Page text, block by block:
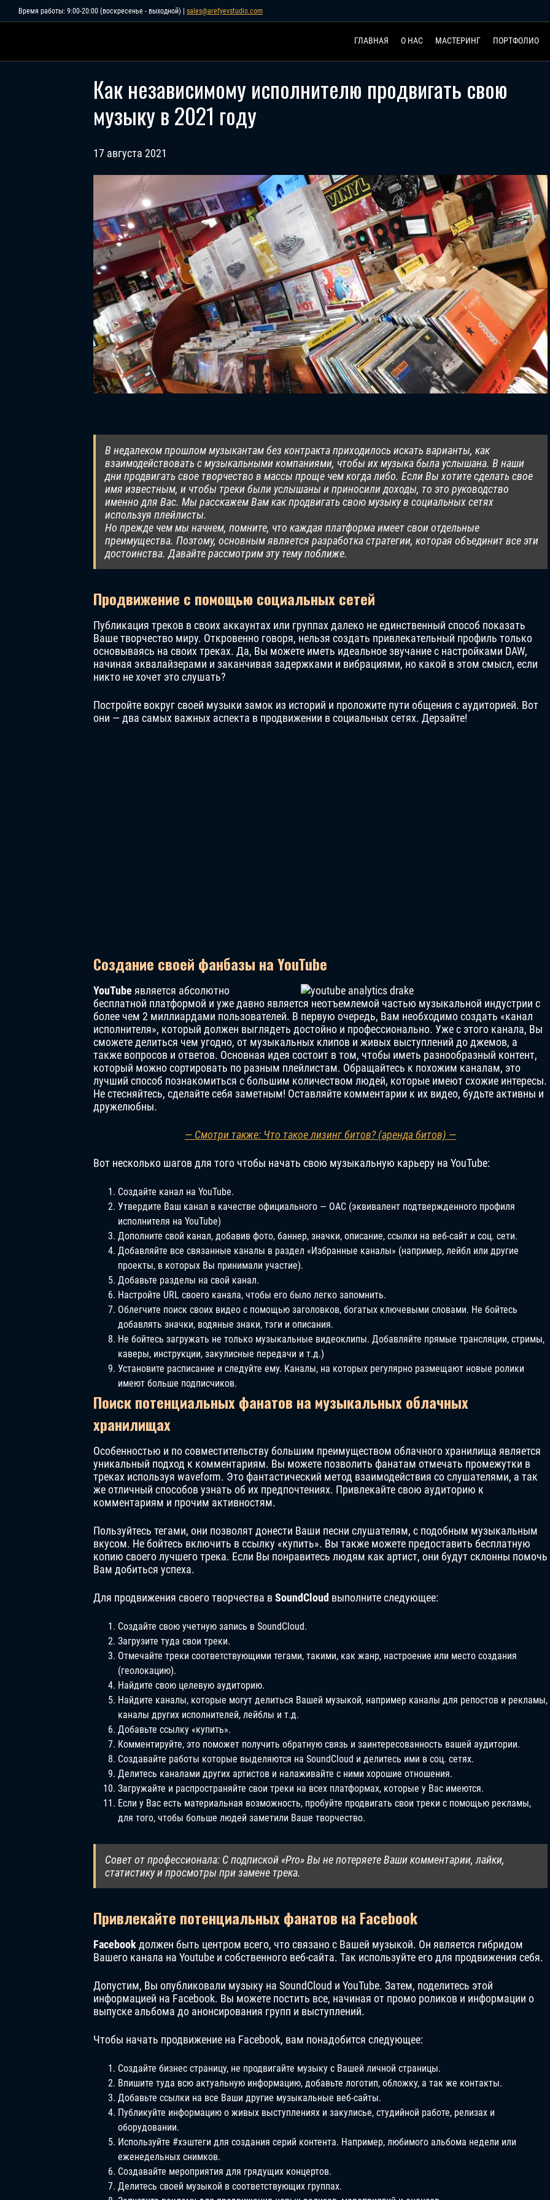
to
Время работы: 9:00-20:00 (воскресенье - выходной) | sales@arefyevstudio.com
ГЛАВНАЯ О НАС МАСТЕРИНГ ПОРТФОЛИО
Как независимому исполнителю продвигать свою
музыку в 2021 году
17 августа 2021
В недалеком прошлом музыкантам без контракта приходилось искать варианты, как
взаимодействовать с музыкальными компаниями, чтобы их музыка была услышана. В наши
дни продвигать свое творчество в массы проще чем когда либо. Если Вы хотите сделать свое
имя известным, и чтобы треки были услышаны и приносили доходы, то это руководство
именно для Вас. Мы расскажем Вам как продвигать свою музыку в социальных сетях
используя плейлисты.
Но прежде чем мы начнем, помните, что каждая платформа имеет свои отдельные
преимущества. Поэтому, основным является разработка стратегии, которая объединит все эти
достоинства. Давайте рассмотрим эту тему поближе.
Продвижение с помощью социальных сетей
Публикация треков в своих аккаунтах или группах далеко не единственный способ показать
Ваше творчество миру. Откровенно говоря, нельзя создать привлекательный профиль только
основываясь на своих треках. Да, Вы можете иметь идеальное звучание с настройками DAW,
начиная эквалайзерами и заканчивая задержками и вибрациями, но какой в этом смысл, если
никто не хочет это слушать?
Постройте вокруг своей музыки замок из историй и проложите пути общения с аудиторией. Вот
они — два самых важных аспекта в продвижении в социальных сетях. Дерзайте!
Создание своей фанбазы на YouTube
YouTube является абсолютно
бесплатной платформой и уже давно является неотъемлемой частью музыкальной индустрии с
более чем 2 миллиардами пользователей. В первую очередь, Вам необходимо создать «канал
исполнителя», который должен выглядеть достойно и профессионально. Уже с этого канала, Вы
сможете делиться чем угодно, от музыкальных клипов и живых выступлений до джемов, а
также вопросов и ответов. Основная идея состоит в том, чтобы иметь разнообразный контент,
который можно сортировать по разным плейлистам. Обращайтесь к похожим каналам, это
лучший способ познакомиться с большим количеством людей, которые имеют схожие интересы.
Не стесняйтесь, сделайте себя заметным! Оставляйте комментарии к их видео, будьте активны и
дружелюбны.
— Смотри также: Что такое лизинг битов? (аренда битов) —
Вот несколько шагов для того чтобы начать свою музыкальную карьеру на YouTube:
Создайте канал на YouTube.
Утвердите Ваш канал в качестве официального — ОАС (эквивалент подтвержденного профиля
исполнителя на YouTube)
Дополните свой канал, добавив фото, баннер, значки, описание, ссылки на веб-сайт и соц. сети.
Добавляйте все связанные каналы в раздел «Избранные каналы» (например, лейбл или другие
проекты, в которых Вы принимали участие).
Добавьте разделы на свой канал.
Настройте URL своего канала, чтобы его было легко запомнить.
Облегчите поиск своих видео с помощью заголовков, богатых ключевыми словами. Не бойтесь
добавлять значки, водяные знаки, тэги и описания.
Не бойтесь загружать не только музыкальные видеоклипы. Добавляйте прямые трансляции, стримы,
каверы, инструкции, закулисные передачи и т.д.)
Установите расписание и следуйте ему. Каналы, на которых регулярно размещают новые ролики
имеют больше подписчиков.
Поиск потенциальных фанатов на музыкальных облачных
хранилищах
Особенностью и по совместительству большим преимуществом облачного хранилища является
уникальный подход к комментариям. Вы можете позволить фанатам отмечать промежутки в
треках используя waveform. Это фантастический метод взаимодействия со слушателями, а так
же отличный способов узнать об их предпочтениях. Привлекайте свою аудиторию к
комментариям и прочим активностям.
Пользуйтесь тегами, они позволят донести Ваши песни слушателям, с подобным музыкальным
вкусом. Не бойтесь включить в ссылку «купить». Вы также можете предоставить бесплатную
копию своего лучшего трека. Если Вы понравитесь людям как артист, они будут склонны помочь
Вам добиться успеха.
Для продвижения своего творчества в SoundCloud выполните следующее:
Создайте свою учетную запись в SoundCloud.
Загрузите туда свои треки.
Отмечайте треки соответствующими тегами, такими, как жанр, настроение или место создания
(геолокацию).
Найдите свою целевую аудиторию.
Найдите каналы, которые могут делиться Вашей музыкой, например каналы для репостов и рекламы,
каналы других исполнителей, лейблы и т.д.
Добавьте ссылку «купить».
Комментируйте, это поможет получить обратную связь и заинтересованность вашей аудитории.
Создавайте работы которые выделяются на SoundCloud и делитесь ими в соц. сетях.
Делитесь каналами других артистов и налаживайте с ними хорошие отношения.
Загружайте и распространяйте свои треки на всех платформах, которые у Вас имеются.
Если у Вас есть материальная возможность, пробуйте продвигать свои треки с помощью рекламы,
для того, чтобы больше людей заметили Ваше творчество.
Совет от профессионала: С подпиской «Pro» Вы не потеряете Ваши комментарии, лайки,
статистику и просмотры при замене трека.
Привлекайте потенциальных фанатов на Facebook
Facebookдолжен быть центром всего, что связано с Вашей музыкой. Он является гибридом
Вашего канала на Youtube и собственного веб-сайта. Так используйте его для продвижения себя.
Допустим, Вы опубликовали музыку на SoundCloud и YouTube. Затем, поделитесь этой
информацией на Facebook. Вы можете постить все, начиная от промо роликов и информации о
выпуске альбома до анонсирования групп и выступлений.
Чтобы начать продвижение на Facebook, вам понадобится следующее:
Создайте бизнес страницу, не продвигайте музыку с Вашей личной страницы.
Впишите туда всю актуальную информацию, добавьте логотип, обложку, а так же контакты.
Добавьте ссылки на все Ваши другие музыкальные веб-сайты.
Публикуйте информацию о живых выступлениях и закулисье, студийной работе, релизах и
оборудовании.
Используйте #хэштеги для создания серий контента. Например, любимого альбома недели или
еженедельных снимков.
Создавайте мероприятия для грядущих концертов.
Делитесь своей музыкой в соответствующих группах.